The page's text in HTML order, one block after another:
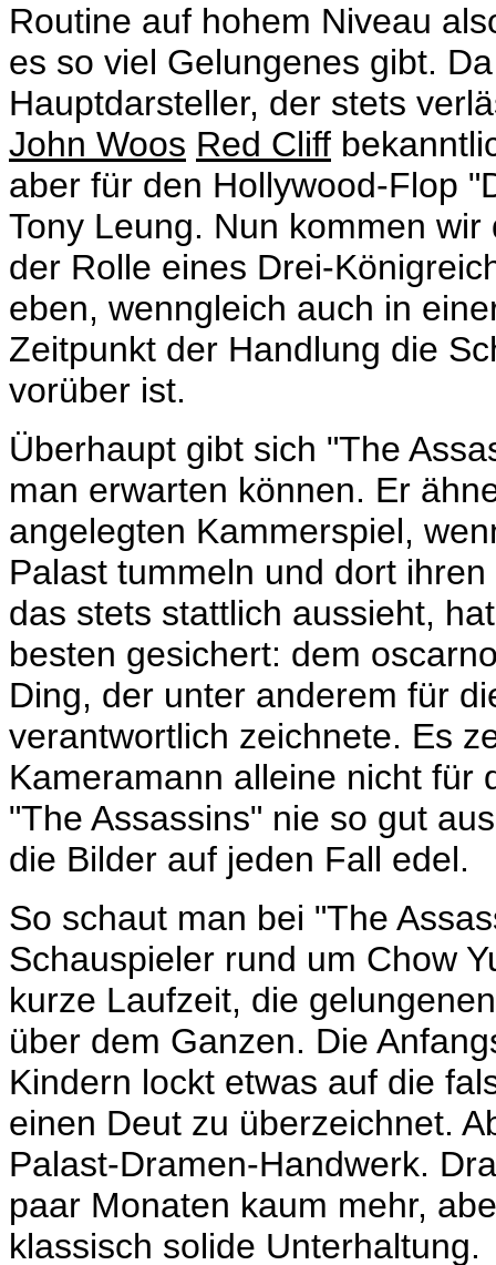
Routine auf hohem Niveau
es so viel Gelungenes gibt.
Hauptdarsteller, der stets
John Woos Red Cliff
aber für den Hollywood-Flop
Tony Leung. Nun kommen
der Rolle eines Drei-
eben, wenngleich auch in
Zeitpunkt der Handlung die
vorüber ist.
Überhaupt gibt sich "The
man erwarten können. Er
angelegten Kammerspiel,
Palast tummeln und dort
das stets stattlich aussieht,
besten gesichert: dem
Ding, der unter anderem für
verantwortlich zeichnete. Es
Kameramann alleine nicht für
"The Assassins" nie so gut
die Bilder auf jeden Fall edel.
So schaut man bei "The
Schauspieler rund um Chow
kurze Laufzeit, die
über dem Ganzen. Die
Kindern lockt etwas auf die
einen Deut zu überzeichnet.
Palast-Dramen-Handwerk.
paar Monaten kaum mehr,
klassisch solide Unterhaltung.